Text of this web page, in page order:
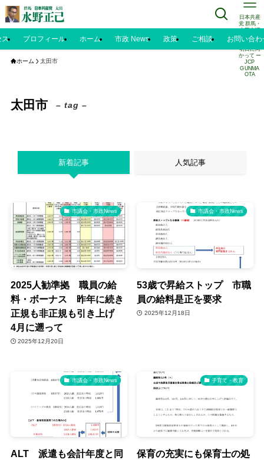
日本共産
党 群馬・
太田市議
水野正己
のブログ |
明日に向
かって ー
JCP
GUNMA
OTA
ス プロフィール ホーム 市政 News 政策 ご相談 お問い合わ
ホーム 太田市
太田市 – tag –
新着記事 人気記事
市議会・市政News
2025人勧準拠 職員の給
料・ボーナス 昨年に続き
正規も非正規も引き上げ
4月に遡って
2025年12月20日
市議会・市政News
53歳で昇給ストップ 市職
員の給料是正を要求
2025年12月18日
市議会・市政News
ALT 派遣も会計年度と同
子育て・教育
保育の充実にも保育士の処